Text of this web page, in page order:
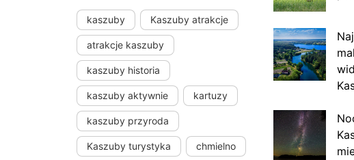
kaszuby Kaszuby atrakcje
atrakcje kaszuby
kaszuby historia
kaszuby aktywnie kartuzy
kaszuby przyroda
Kaszuby turystyka chmielno